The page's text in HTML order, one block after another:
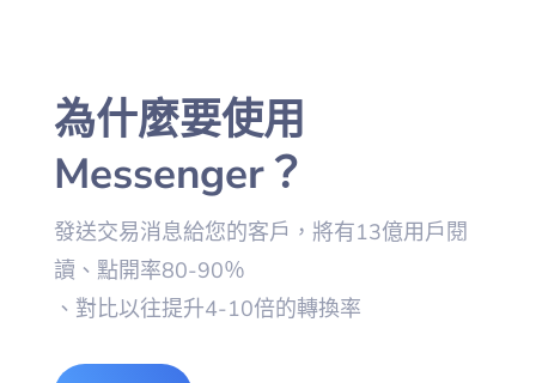
為什麼要使用
Messenger？
發送交易消息給您的客戶，將有13億用戶閱
讀、點開率80-90％
、對比以往提升4-10倍的轉換率